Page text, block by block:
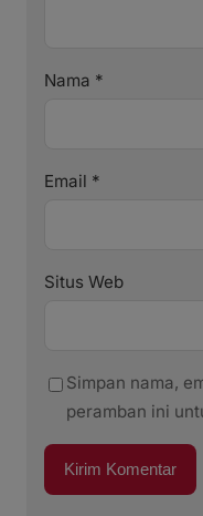
Nama *
Email *
Situs Web
Simpan nama,
peramban ini